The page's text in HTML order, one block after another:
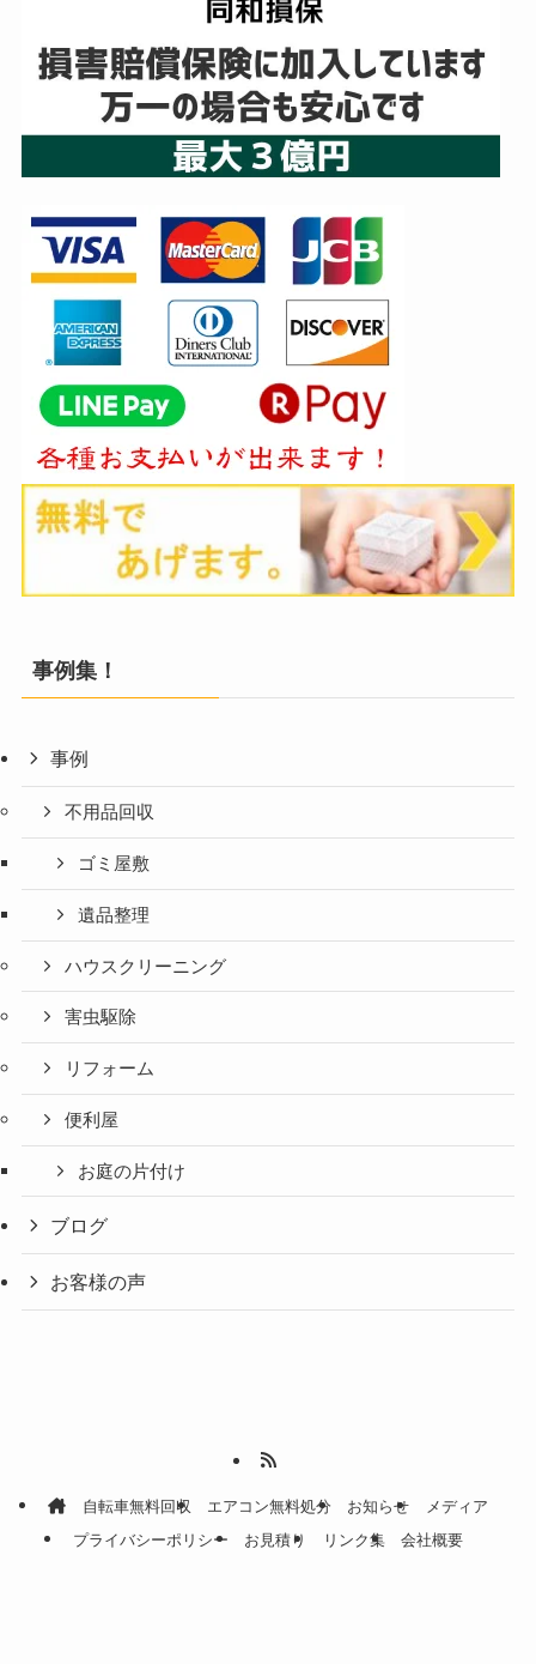
事例集！
事例
不用品回収
ゴミ屋敷
遺品整理
ハウスクリーニング
害虫駆除
リフォーム
便利屋
お庭の片付け
ブログ
お客様の声
自転車無料回収 エアコン無料処分 お知らせ
メディア
プライバシーポリシー
お見積り リンク集 会社概要